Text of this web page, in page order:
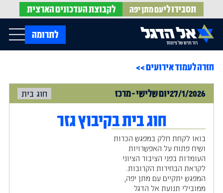
תסבירו ליעם מתן יפה לקבוצתהעדכונים הארצית
בית
עלינו
אירועים
חדשות אל הדגל
עדכונים מהשטח
הופעות בתקשורת
חוק אל הדגל
חמ"ל הגיוס
צרו קשר
EN
לתרומה Menu
חזרה לעמוד אירועים >>
27/1/2026יוםשלישי-מרכז חוג בית
חוג בית בקיבוץ גזר
בואו לקחת חלק במפגש הכרות
ושיח פתוח על האפשרויות
העומדות בפני הציבור הציוני
לקראת הבחירות הקרובות.
המפגש יתקיים עם מתן יפה,
ממובילי תנועת אל הדגל